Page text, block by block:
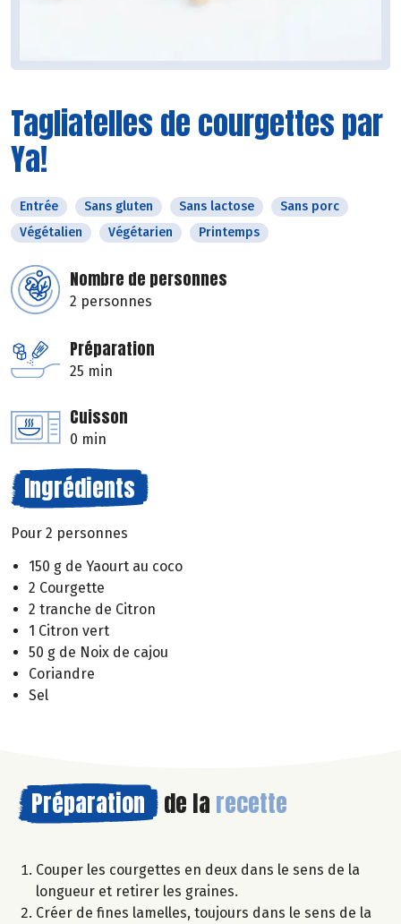
Tagliatelles de courgettes par
Ya!
Entrée Sans gluten Sans lactose
Sans porc
Végétalien
Végétarien Printemps
Nombre de personnes
2 personnes
Préparation
25 min
Cuisson
0 min
Ingrédients
Pour 2 personnes
150 g de Yaourt au coco
2 Courgette
2 tranche de Citron
1 Citron vert
50 g de Noix de cajou
Coriandre
Sel
Préparation de la recette
Couper les courgettes en deux dans le sens de la
longueur et retirer les graines.
Créer de fines lamelles, toujours dans le sens de la